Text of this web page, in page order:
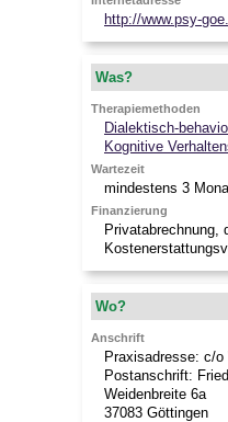
http://www.psy-
Was?
Therapiemethoden
Dialektisch-
Kognitive
Wartezeit
mindestens 3
Finanzierung
Privatabrechnung,
Wo?
Anschrift
Praxisadresse: c/o
Postanschrift:
Weidenbreite 6a
37083 Göttingen